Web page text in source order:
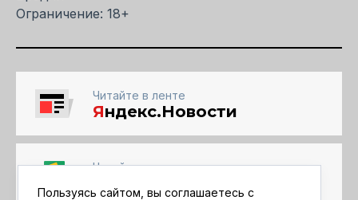
Ограничение: 18+
Читайте в ленте
Яндекс.Новости
Читайте в ленте
Пользуясь сайтом, вы соглашаетесь с